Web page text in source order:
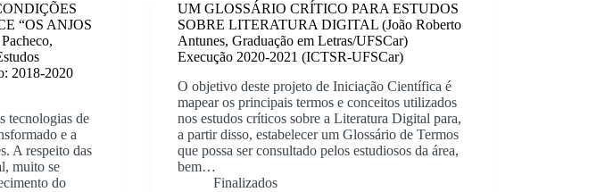
“OS ANJOS
2018-2020
tecnologias de
e a
A respeito das
muito se
do
UM GLOSSÁRIO CRÍTICO PARA ESTUDOS
SOBRE LITERATURA DIGITAL (João Roberto
Antunes, Graduação em Letras/UFSCar)
Execução 2020-2021 (ICTSR-UFSCar)
O objetivo deste projeto de Iniciação Científica é
mapear os principais termos e conceitos utilizados
nos estudos críticos sobre a Literatura Digital para,
a partir disso, estabelecer um Glossário de Termos
que possa ser consultado pelos estudiosos da área,
bem…
Finalizados